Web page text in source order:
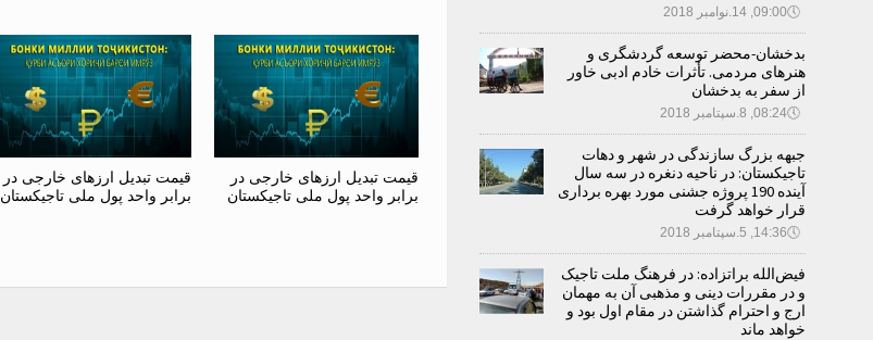
قیمت تبدیل ارزهای خارجی در
برابر واحد پول ملی تاجیکستان
قیمت تبدیل ارزهای خارجی در
برابر واحد پول ملی تاجیکستان
🕔09:00, 14.نوامبر 2018
بدخشان-محضر توسعه گردشگری و
هنرهای مردمی. تأثرات خادم ادبی خاور
از سفر به بدخشان
🕔08:24, 8.سپتامبر 2018
جبهه بزرگ سازندگی در شهر و دهات
تاجیکستان: در ناحیه دنغره در سه سال
آینده 190 پروژه جشنی مورد بهره برداری
قرار خواهد گرفت
🕔14:36, 5.سپتامبر 2018
فیض‌الله براتزاده: در فرهنگ ملت تاجیک
و در مقررات دینی و مذهبی آن به مهمان
ارج و احترام گذاشتن در مقام اول بود و
خواهد ماند